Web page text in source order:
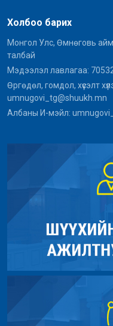
Холбоо барих
Монгол Улс, Өмнөговь
талбай
Мэдээлэл лавлагаа:
Өргөдөл, гомдол, хүсэлт
umnugovi_tg@shuukh.mn
Албаны И-мэйл: